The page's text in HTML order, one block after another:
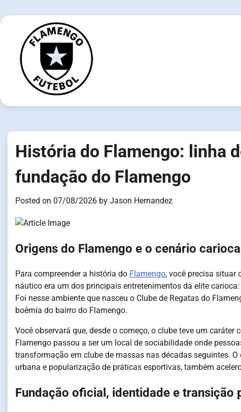
to
História do Flamengo: linha
fundação do Flamengo
Posted on 07/08/2026 by Jason Hernandez
Origens do Flamengo e o cenário
Para compreender a história do Flamengo, você precisa situar
náutico era um dos principais entretenimentos da elite
Foi nesse ambiente que nasceu o Clube de Regatas do
boêmia do bairro do Flamengo.
Você observará que, desde o começo, o clube teve um
Flamengo passou a ser um local de sociabilidade onde
transformação em clube de massas nas décadas seguintes.
urbana e popularização de práticas esportivas, também
Fundação oficial, identidade e transição